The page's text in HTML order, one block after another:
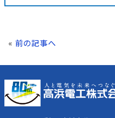
« 前の記事へ